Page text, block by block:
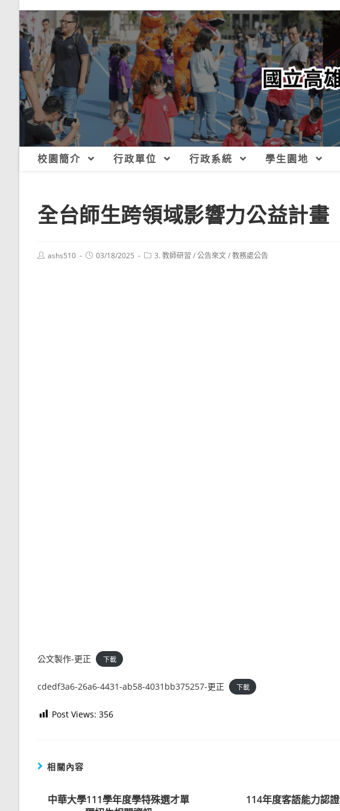
校園簡介 行政單位 行政系統 學生園地
全台師生跨領域影響力公益計畫
Postashs510
Post03/18/2025
Post3. 教師研習 /公告來文/教務處公告
公文製作-更正 下載
cdedf3a6-26a6-4431-ab58-4031bb375257-更正 下載
Post Views: 356
相關內容
中華大學111學年度學特殊選才單
114年度客語能力認證